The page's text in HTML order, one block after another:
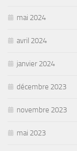
mai 2024
avril 2024
janvier 2024
décembre 2023
novembre 2023
mai 2023